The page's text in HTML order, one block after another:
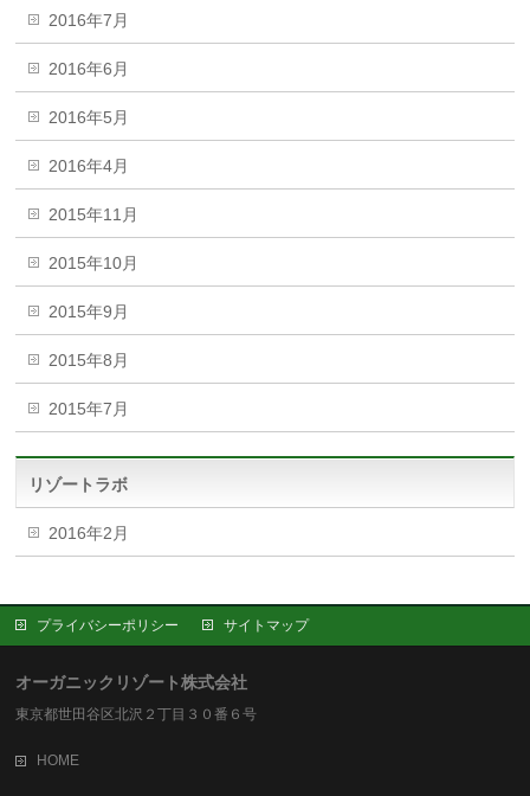
2016年7月
2016年6月
2016年5月
2016年4月
2015年11月
2015年10月
2015年9月
2015年8月
2015年7月
リゾートラボ
2016年2月
プライバシーポリシー サイトマップ
オーガニックリゾート株式会社
東京都世田谷区北沢２丁目３０番６号
HOME